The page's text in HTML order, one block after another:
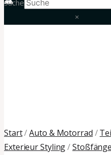
Suche
×
Start/Auto & Motorrad /
Exterieur Styling/